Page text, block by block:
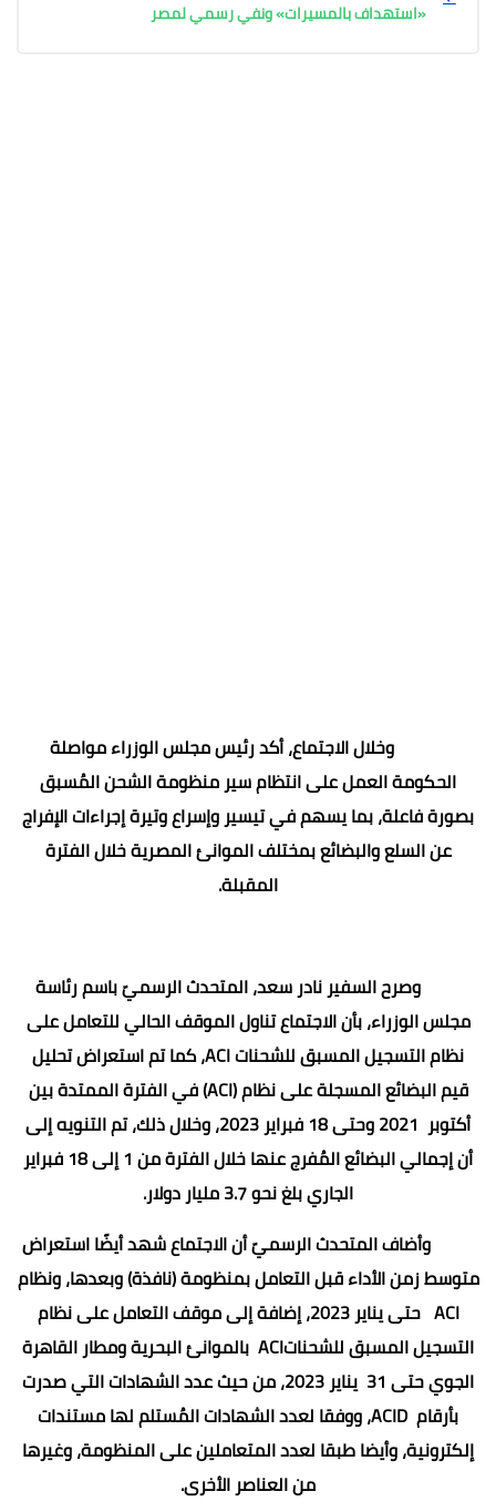
«استهداف بالمسيرات» ونفي رسمي لمصر
وخلال الاجتماع، أكد رئيس مجلس الوزراء مواصلة
الحكومة العمل على انتظام سير منظومة الشحن المُسبق
بصورة فاعلة، بما يسهم في تيسير وإسراع وتيرة إجراءات الإفراج
عن السلع والبضائع بمختلف الموانئ المصرية خلال الفترة
المقبلة.
وصرح السفير نادر سعد، المتحدث الرسميّ باسم رئاسة
مجلس الوزراء، بأن الاجتماع تناول الموقف الحالي للتعامل على
نظام التسجيل المسبق للشحنات ACI، كما تم استعراض تحليل
قيم البضائع المسجلة على نظام (ACI) في الفترة الممتدة بين
أكتوبر 2021 وحتى 18 فبراير 2023، وخلال ذلك، تم التنويه إلى
أن إجمالي البضائع المُفرج عنها خلال الفترة من 1 إلى 18 فبراير
الجاري بلغ نحو 3.7 مليار دولار.
وأضاف المتحدث الرسميّ أن الاجتماع شهد أيضًا استعراض
متوسط زمن الأداء قبل التعامل بمنظومة (نافذة) وبعدها، ونظام
ACI حتى يناير 2023، إضافة إلى موقف التعامل على نظام
التسجيل المسبق للشحناتACI بالموانئ البحرية ومطار القاهرة
الجوي حتى 31 يناير 2023، من حيث عدد الشهادات التي صدرت
بأرقام ACID، ووفقا لعدد الشهادات المُستلم لها مستندات
إلكترونية، وأيضا طبقا لعدد المتعاملين على المنظومة، وغيرها
من العناصر الأخرى.